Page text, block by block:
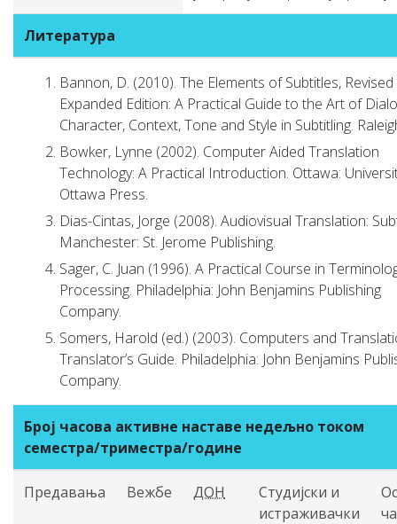
Литература
Bannon, D. (2010). The Elements of Subtitles,
Expanded Edition: A Practical Guide to the Art of
Character, Context, Tone and Style in Subtitling.
Bowker, Lynne (2002). Computer Aided Translation
Technology: A Practical Introduction. Ottawa:
Ottawa Press.
Dias-Cintas, Jorge (2008). Audiovisual Translation:
Manchester: St. Jerome Publishing.
Sager, C. Juan (1996). A Practical Course in
Processing. Philadelphia: John Benjamins Publishing
Company.
Somers, Harold (ed.) (2003). Computers and
Translator’s Guide. Philadelphia: John Benjamins
Company.
Број часова активне наставе недељно током
семестра/триместра/године
Предавања Вежбе ДОН
Студијски и
истраживачки